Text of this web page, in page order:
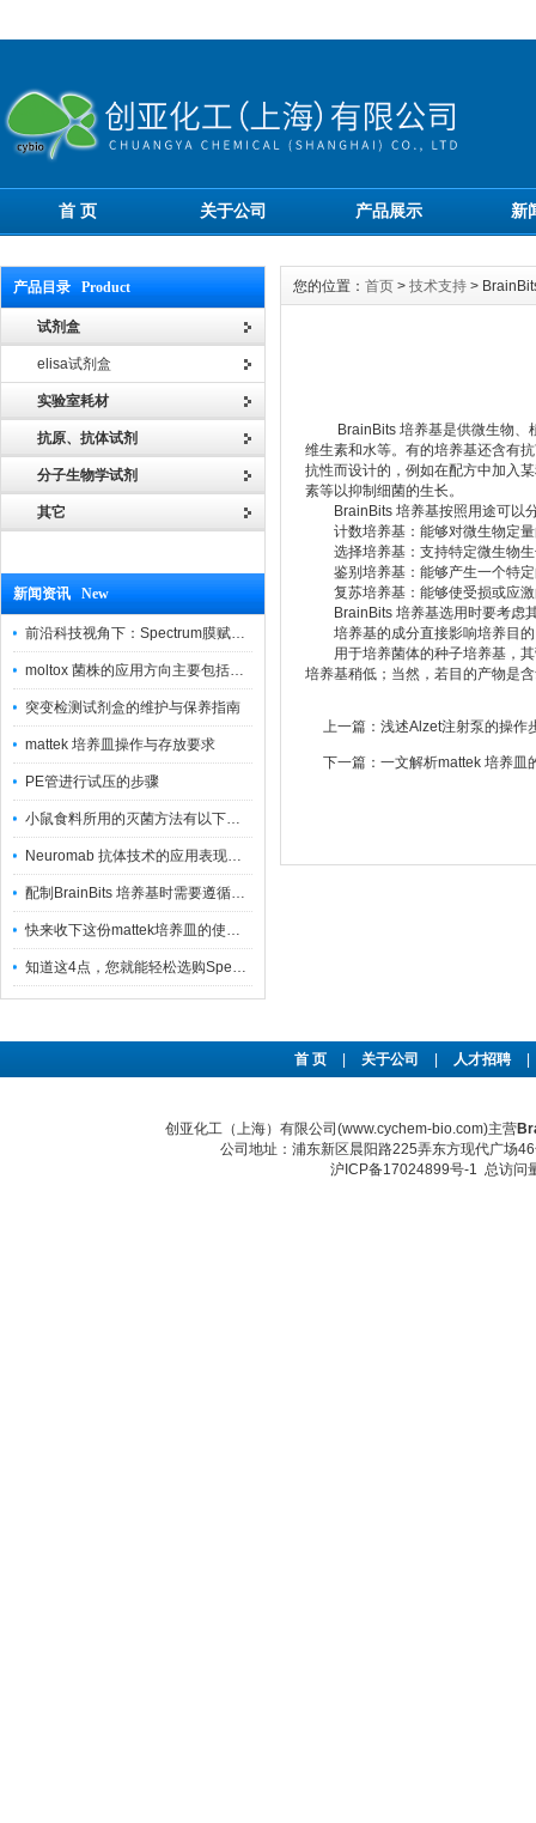
首 页 关于公司 产品展示 新
产品目录 Product
试剂盒
elisa试剂盒
实验室耗材
抗原、抗体试剂
分子生物学试剂
其它
新闻资讯 New
前沿科技视角下：Spectrum膜赋能精密制造
moltox 菌株的应用方向主要包括以下几个方面
突变检测试剂盒的维护与保养指南
mattek 培养皿操作与存放要求
PE管进行试压的步骤
小鼠食料所用的灭菌方法有以下三种
Neuromab 抗体技术的应用表现在这几方面
配制BrainBits 培养基时需要遵循的原则
快来收下这份mattek培养皿的使用指南
知道这4点，您就能轻松选购Spectrum 膜
您的位置： 首页 > 技术支持 >
BrainBits 培养基是供微生物、
维生素和水等。有的培养基还含有
抗性而设计的，例如在配方中加入
素等以抑制细菌的生长。
BrainBits 培养基按照用途可以
计数培养基：能够对微生物定量
选择培养基：支持特定微生物生
鉴别培养基：能够产生一个特定
复苏培养基：能够使受损或应激
BrainBits 培养基选用时要考虑
培养基的成分直接影响培养目的
用于培养菌体的种子培养基，其
培养基稍低；当然，若目的产物是
上一篇： 浅述Alzet注射泵的操作
下一篇： 一文解析mattek 培养皿
首 页 关于公司 人才招聘
创亚化工（上海）有限公司(www.cychem-bio.com)主营
公司地址：浦东新区晨阳路225弄东方现代广场
沪ICP备17024899号-1 总访问